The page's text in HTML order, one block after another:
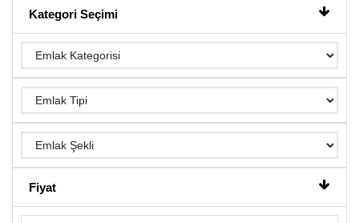
Kategori Seçimi
Fiyat